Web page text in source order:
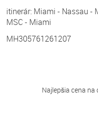
itinerár: Miami - Nassau -
MSC - Miami
MH305761261207
Najlepšia cena